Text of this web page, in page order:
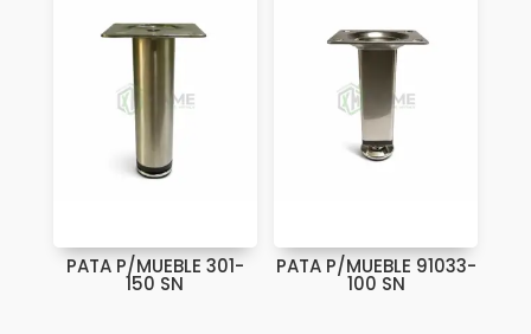
PATA P/MUEBLE 301-
150 SN
PATA P/MUEBLE 91033-
100 SN